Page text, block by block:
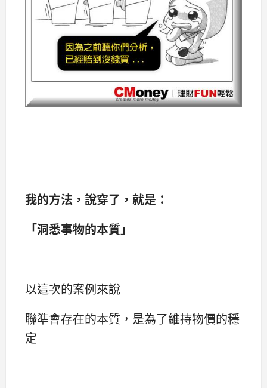
我的方法，說穿了，就是：
「洞悉事物的本質」
以這次的案例來說
聯準會存在的本質，是為了維持物價的穩
定